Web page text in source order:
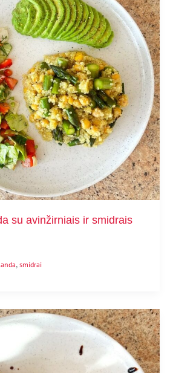
su avinžirniais ir smidrais
,smidrai